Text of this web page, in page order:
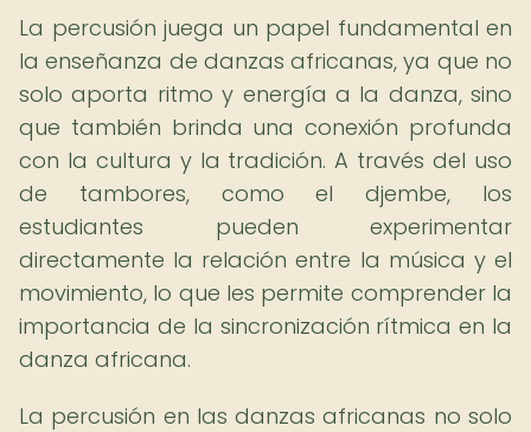
La percusión juega un papel fundamental en
la enseñanza de danzas africanas, ya que no
solo aporta ritmo y energía a la danza, sino
que también brinda una conexión profunda
con la cultura y la tradición. A través del uso
de tambores, como el djembe, los
estudiantes pueden experimentar
directamente la relación entre la música y el
movimiento, lo que les permite comprender la
importancia de la sincronización rítmica en la
danza africana.
La percusión en las danzas africanas no solo